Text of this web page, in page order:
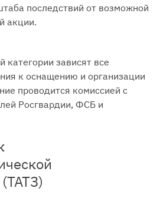
последствий от возможной
акции.
категории зависят все
к оснащению и организации
проводится комиссией с
Росгвардии, ФСБ и